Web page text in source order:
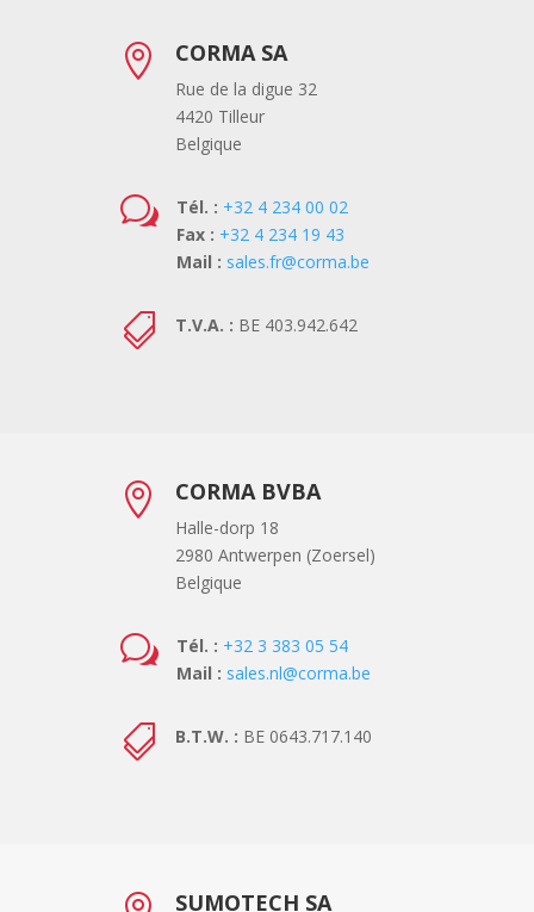
 CORMA SA
Rue de la digue 32
4420 Tilleur
Belgique
w Tél. : +32 4 234 00 02
Fax : +32 4 234 19 43
Mail : sales.fr@corma.be
 T.V.A. : BE 403.942.642
 CORMA BVBA
Halle-dorp 18
2980 Antwerpen (Zoersel)
Belgique
w Tél. : +32 3 383 05 54
Mail : sales.nl@corma.be
 B.T.W. : BE 0643.717.140
SUMOTECH SA